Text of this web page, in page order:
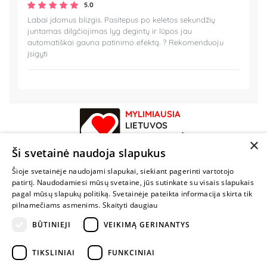
5.0
Labai įdomus blizgis. Pasitepus po keletos sekundžių
juntamas dilgčiojimas lyg degintų ir lūpos jau
automatiškai gauna patinimo efektą. ? Rekomenduoju
įsigyti
MYLIMIAUSIA
LIETUVOS
ELEKTRONINĖ
PARDUOTUVĖ
NENUSTOK
ŽAISTI
+370 600 84088
info@fantazijos.lt
×
Ši svetainė naudoja slapukus
Šioje svetainėje naudojami slapukai, siekiant pagerinti vartotojo
patirtį. Naudodamiesi mūsų svetaine, jūs sutinkate su visais slapukais
pagal mūsų slapukų politiką. Svetainėje pateikta informacija skirta tik
pilnamečiams asmenims. Skaityti daugiau
BŪTINIEJI
VEIKIMĄ GERINANTYS
TIKSLINIAI FUNKCINIAI